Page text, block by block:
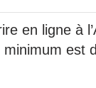
en ligne à
est